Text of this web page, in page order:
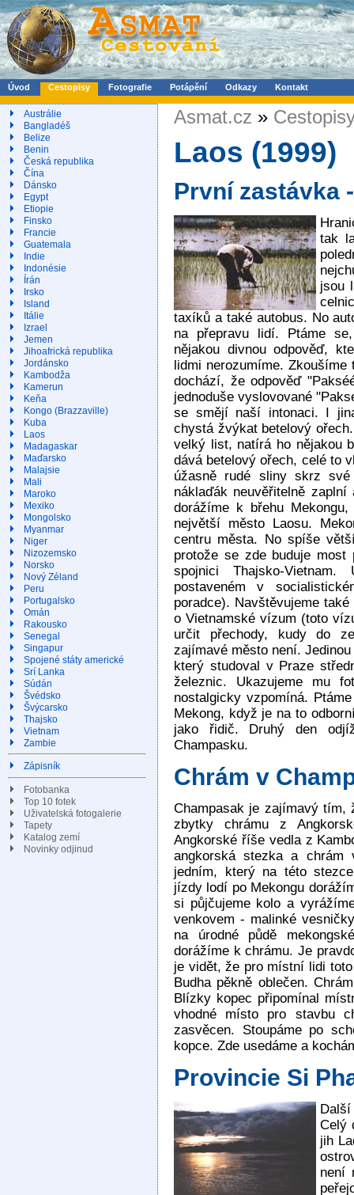
Úvod Cestopisy Fotografie Potápění Odkazy Kontakt
Austrálie
Bangladéš
Belize
Benin
Česká republika
Čína
Dánsko
Egypt
Etiopie
Finsko
Francie
Guatemala
Indie
Indonésie
Írán
Irsko
Island
Itálie
Izrael
Jemen
Jihoafrická republika
Jordánsko
Kambodža
Kamerun
Keňa
Kongo (Brazzaville)
Kuba
Laos
Madagaskar
Maďarsko
Malajsie
Mali
Maroko
Mexiko
Mongolsko
Myanmar
Niger
Nizozemsko
Norsko
Nový Zéland
Peru
Portugalsko
Omán
Rakousko
Senegal
Singapur
Spojené státy americké
Srí Lanka
Súdán
Švédsko
Švýcarsko
Thajsko
Vietnam
Zambie
Zápisník
Fotobanka
Top 10 fotek
Uživatelská fotogalerie
Tapety
Katalog zemí
Novinky odjinud
Asmat.cz »
Laos (1999)
První zastávka
tak
jsou
taxíků a také autobus. No
na přepravu lidí. Ptáme
nějakou divnou odpověď,
lidmi nerozumíme.
dochází, že odpověď
jednoduše vyslovované
se smějí naší intonaci. I
chystá žvýkat betelový
velký list, natírá ho nějakou
dává betelový ořech, celé to
úžasně rudé sliny skrz
náklaďák neuvěřitelně
dorážíme k břehu
největší město Laosu.
centru města. No spíše
protože se zde buduje
spojnici Thajsko-
postaveném v
poradce). Navštěvujeme
o Vietnamské vízum (toto
určit přechody, kudy do
zajímavé město není.
který studoval v Praze
železnic. Ukazujeme mu
nostalgicky vzpomíná.
Mekong, když je na to
jako řidič. Druhý den
Champasku.
Chrám v
Champasak je zajímavý tím,
zbytky chrámu z
Angkorské říše vedla z
angkorská stezka a chrám
jedním, který na této
jízdy lodí po Mekongu
si půjčujeme kolo a
venkovem - malinké
na úrodné půdě
dorážíme k chrámu. Je
je vidět, že pro místní lidi
Budha pěkně oblečen.
Blízky kopec připomínal
vhodné místo pro stavbu
zasvěcen. Stoupáme po
kopce. Zde usedáme a
Provincie Si
Celý
jih
není